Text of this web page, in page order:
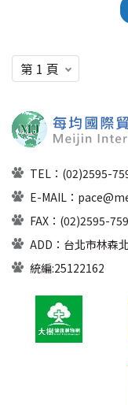
TEL： (02)2595-
E-MAIL：
FAX：(02)2595-
ADD：台北市林森
統編:25122162